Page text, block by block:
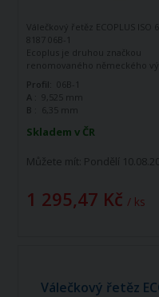
Skladem v ČR
Můžete mít: Pondělí
1 295,47 Kč / ks
Válečkový řetěz ECOPLUS ISO
8187 06B-1
Ecoplus je druhou značkou
renomovaného německého
Tato značka vznikla jako
řada k doplnění standardní
výrobce. Jedná se o kvalitní
vyráběné dle norem ISO 606 -
DIN 8187 je jednořadý hnací
Profil:
06B-1
A :
9,525 mm
B : 6,35 mm
Válečkový řetěz